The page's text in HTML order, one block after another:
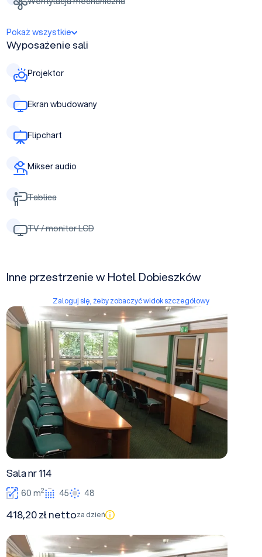
Pokaż wszystkie
Wyposażenie sali
Projektor
Ekran wbudowany
Flipchart
Mikser audio
Tablica
TV / monitor LCD
Inne przestrzenie w Hotel Dobieszków
Zaloguj się, żeby zobaczyć widok szczegółowy
Sala nr 114
Sala nr 114
60 m2 45 48
418,20 zł nettoza dzień
Sala nr 214